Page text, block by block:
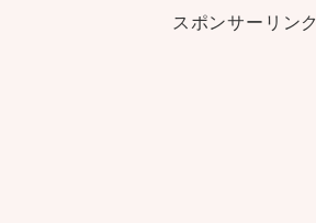
スポンサーリンク